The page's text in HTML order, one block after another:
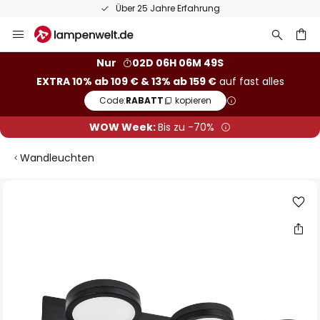
Über 25 Jahre Erfahrung
Inhalt
Nur
02D 06H 06M 48S
EXTRA 10% ab 109 € & 13% ab 159 €auf fast alles
Code:RABATT kopieren
WOW Week:Bis zu -70%
Wandleuchten